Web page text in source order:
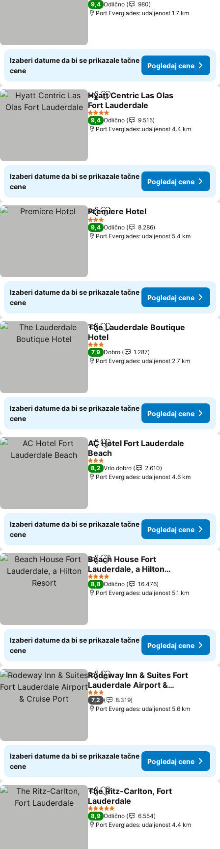
9,4 Odlično
980
Port Everglades: udaljenost 1.7 km
Izaberi datume da bi se prikazale tačne
cene
Pogledaj cene
Deli Dodati u favorite
Hyatt Centric Las Olas
Fort Lauderdale
4 Zvezdice
9,4 Odlično
9.515
Port Everglades: udaljenost 4.4 km
Izaberi datume da bi se prikazale tačne
cene
Pogledaj cene
Deli Dodati u favorite
Premiere Hotel
3 Zvezdice
9,4 Odlično
8.286
Port Everglades: udaljenost 5.4 km
Izaberi datume da bi se prikazale tačne
cene
Pogledaj cene
Deli Dodati u favorite
The Lauderdale Boutique
Hotel
3 Zvezdice
7,9 Dobro
1.287
Port Everglades: udaljenost 2.7 km
Izaberi datume da bi se prikazale tačne
cene
Pogledaj cene
Deli Dodati u favorite
AC Hotel Fort Lauderdale
Beach
3 Zvezdice
8,2 Vrlo dobro
2.610
Port Everglades: udaljenost 4.6 km
Izaberi datume da bi se prikazale tačne
cene
Pogledaj cene
Deli Dodati u favorite
Beach House Fort
Lauderdale, a Hilton
Resort
4 Zvezdice
8,8 Odlično
16.476
Port Everglades: udaljenost 5.1 km
Izaberi datume da bi se prikazale tačne
cene
Pogledaj cene
Deli Dodati u favorite
Rodeway Inn & Suites Fort
Lauderdale Airport &
Cruise Port
3 Zvezdice
7,2
8.319
Port Everglades: udaljenost 5.6 km
Izaberi datume da bi se prikazale tačne
cene
Pogledaj cene
Deli Dodati u favorite
The Ritz-Carlton, Fort
Lauderdale
5 Zvezdice
8,9 Odlično
6.554
Port Everglades: udaljenost 4.4 km